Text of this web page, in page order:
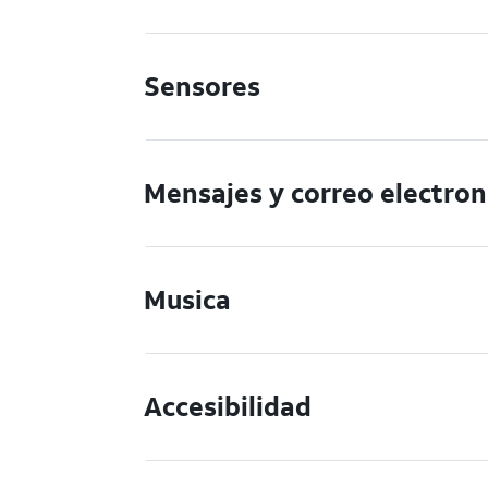
Sensores
Mensajes y correo
Musica
Accesibilidad